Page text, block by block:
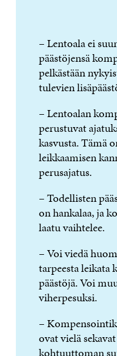
– Lentoala ei
päästöjensä
pelkästään
tulevien
– Lentoalan
perustuvat
kasvusta. Tämä
leikkaamisen
perusajatus.
– Todellisten
on hankalaa, ja
laatu vaihtelee.
– Voi viedä
tarpeesta leikata
päästöjä. Voi
viherpesuksi.
–
ovat vielä
kohtuuttoman